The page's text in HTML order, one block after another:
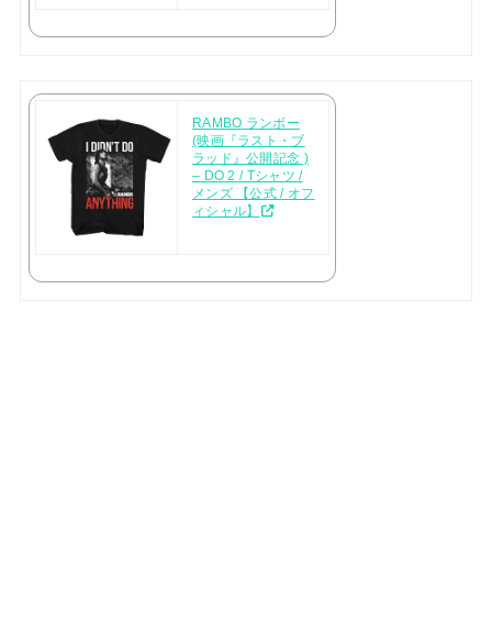
RAMBO ランボー
(映画『ラスト・ブ
ラッド』公開記念 )
– DO 2 / Tシャツ /
メンズ 【公式 / オフ
ィシャル】